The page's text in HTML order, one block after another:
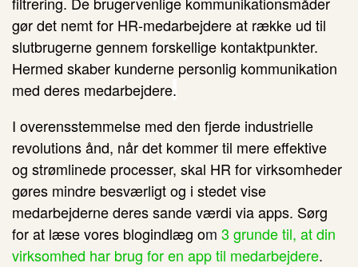
gør det nemt for HR-medarbejdere at række ud til
slutbrugerne gennem forskellige kontaktpunkter.
Hermed skaber kunderne personlig kommunikation
med deres medarbejdere.
I overensstemmelse med den fjerde industrielle
revolutions ånd, når det kommer til mere effektive
og strømlinede processer, skal HR for virksomheder
gøres mindre besværligt og i stedet vise
medarbejderne deres sande værdi via apps. Sørg
for at læse vores blogindlæg om 3 grunde til, at din
virksomhed har brug for en app til medarbejdere.